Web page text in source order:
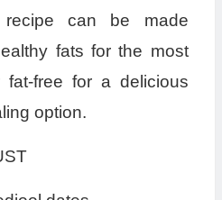
recipe can be made
fats for the most
fat-free for a delicious
option.